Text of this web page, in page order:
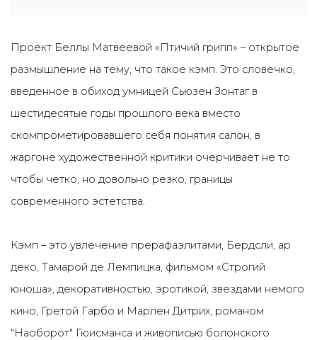
Проект Беллы Матвеевой «Птичий грипп» – открытое
размышление на тему, что такое кэмп. Это словечко,
введенное в обиход умницей Сьюзен Зонтаг в
шестидесятые годы прошлого века вместо
скомпрометировавшего себя понятия салон, в
жаргоне художественной критики очерчивает не то
чтобы четко, но довольно резко, границы
современного эстетства.
Кэмп – это увлечение прерафаэлитами, Бердсли, ар
деко, Тамарой де Лемпицка, фильмом «Строгий
юноша», декоративностью, эротикой, звездами немого
кино, Гретой Гарбо и Марлен Дитрих, романом
"Наоборот" Гюисманса и живописью болонского